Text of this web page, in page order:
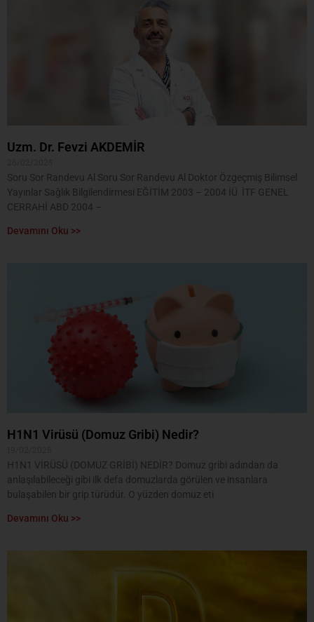
Uzm. Dr. Fevzi AKDEMİR
Soru Sor Randevu Al Soru Sor Randevu Al Doktor Özgeçmiş Bilimsel
Yayınlar Sağlık Bilgilendirmesi EĞİTİM 2003 – 2004 İÜ İTF GENEL
CERRAHİ ABD 2004 –
Devamını Oku >>
H1N1 Virüsü (Domuz Gribi) Nedir?
H1N1 VİRÜSÜ (DOMUZ GRİBİ) NEDİR? Domuz gribi adından da
anlaşılabileceği gibi ilk defa domuzlarda görülen ve insanlara
bulaşabilen bir grip türüdür. O yüzden domuz eti
Devamını Oku >>